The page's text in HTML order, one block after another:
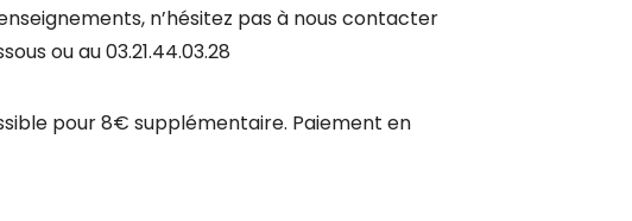
n’hésitez pas à nous contacter
ou au 03.21.44.03.28
pour 8€ supplémentaire. Paiement en